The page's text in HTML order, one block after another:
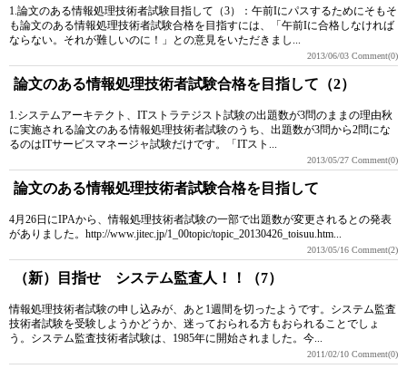
1.論文のある情報処理技術者試験目指して（3）：午前Iにパスするためにそもそ
も論文のある情報処理技術者試験合格を目指すには、「午前Iに合格しなければ
ならない。それが難しいのに！」との意見をいただきまし...
2013/06/03 Comment(0)
論文のある情報処理技術者試験合格を目指して（2）
1.システムアーキテクト、ITストラテジスト試験の出題数が3問のままの理由秋
に実施される論文のある情報処理技術者試験のうち、出題数が3問から2問にな
るのはITサービスマネージャ試験だけです。「ITスト...
2013/05/27 Comment(0)
論文のある情報処理技術者試験合格を目指して
4月26日にIPAから、情報処理技術者試験の一部で出題数が変更されるとの発表
がありました。http://www.jitec.jp/1_00topic/topic_20130426_toisuu.htm...
2013/05/16 Comment(2)
（新）目指せ システム監査人！！（7）
情報処理技術者試験の申し込みが、あと1週間を切ったようです。システム監査
技術者試験を受験しようかどうか、迷っておられる方もおられることでしょ
う。システム監査技術者試験は、1985年に開始されました。今...
2011/02/10 Comment(0)